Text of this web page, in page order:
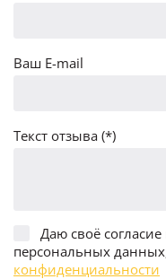
Ваш E-mail
Текст отзыва (*)
Даю своё
персональных
конфиденциальности